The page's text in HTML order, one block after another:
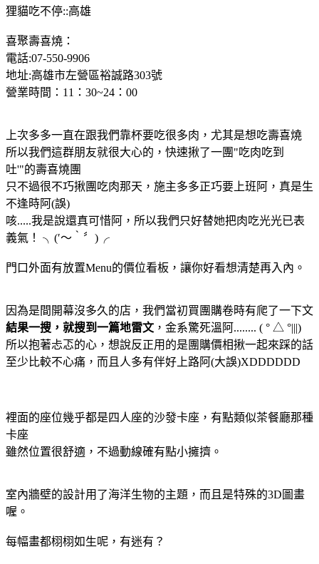
狸貓吃不停::高雄
喜聚壽喜燒：
電話:07-550-9906
地址:高雄市左營區裕誠路303號
營業時間：11：30~24：00
上次多多一直在跟我們靠杯要吃很多肉，尤其是想吃壽喜燒
所以我們這群朋友就很大心的，快速揪了一團"吃肉吃到
吐'"的壽喜燒團
只不過很不巧揪團吃肉那天，施主多多正巧要上班阿，真是生
不逢時阿(誤)
咳.....我是說還真可惜阿，所以我們只好替她把肉吃光光已表
義氣！ ╮(′～‵〞)╭
門口外面有放置Menu的價位看板，讓你好看想清楚再入內。
因為是間開幕沒多久的店，我們當初買團購卷時有爬了一下文
結果一搜，就搜到一篇地雷文 ，金系驚死溫阿........ ( ° △ °|||)
所以抱著忐忑的心，想說反正用的是團購價相揪一起來踩的話
至少比較不心痛，而且人多有伴好上路阿(大誤)XDDDDDD
裡面的座位幾乎都是四人座的沙發卡座，有點類似茶餐廳那種
卡座
雖然位置很舒適，不過動線確有點小擁擠。
室內牆壁的設計用了海洋生物的主題，而且是特殊的3D圖畫
喔。
每幅畫都栩栩如生呢，有迷有？